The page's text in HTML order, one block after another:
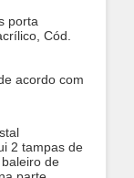
porta
Cód.
acordo com
2 tampas de
de